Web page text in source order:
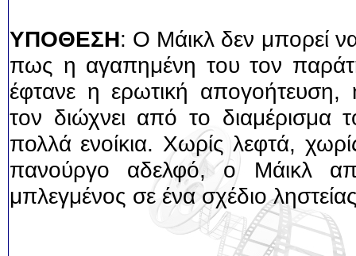
ΥΠΟΘΕΣΗ: Ο Μάικλ δεν μπορεί
πως η αγαπημένη του τον
έφτανε η ερωτική απογοήτευση,
τον διώχνει από το διαμέρισμα
πολλά ενοίκια. Χωρίς λεφτά,
πανούργο αδελφό, ο Μάικλ
μπλεγμένος σε ένα σχέδιο